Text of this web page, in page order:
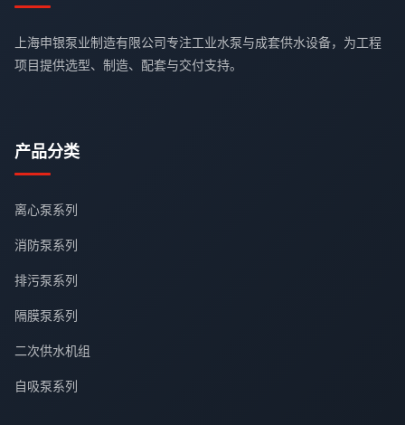
上海申银泵业制造有限公司专注工业水泵与成套供水设备，为工程
项目提供选型、制造、配套与交付支持。
产品分类
离心泵系列
消防泵系列
排污泵系列
隔膜泵系列
二次供水机组
自吸泵系列